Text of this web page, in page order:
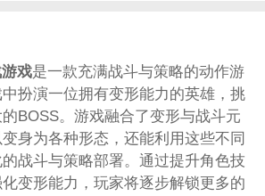
戏是一款充满战斗与策略的动作游
扮演一位拥有变形能力的英雄，挑
BOSS。游戏融合了变形与战斗元
身为各种形态，还能利用这些不同
战斗与策略部署。通过提升角色技
变形能力，玩家将逐步解锁更多的